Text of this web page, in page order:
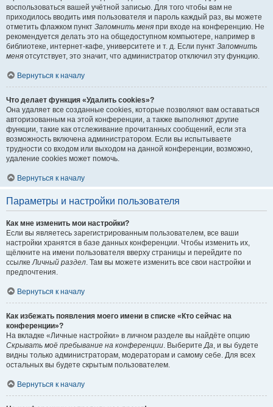
воспользоваться вашей учётной записью. Для того чтобы вам не
приходилось вводить имя пользователя и пароль каждый раз, вы можете
отметить флажком пункт Запомнить меня при входе на конференцию. Не
рекомендуется делать это на общедоступном компьютере, например в
библиотеке, интернет-кафе, университете и т. д. Если пункт Запомнить
меня отсутствует, это значит, что администратор отключил эту функцию.
Вернуться к началу
Что делает функция «Удалить cookies»?
Она удаляет все созданные cookies, которые позволяют вам оставаться
авторизованным на этой конференции, а также выполняют другие
функции, такие как отслеживание прочитанных сообщений, если эта
возможность включена администратором. Если вы испытываете
трудности со входом или выходом на данной конференции, возможно,
удаление cookies может помочь.
Вернуться к началу
Параметры и настройки пользователя
Как мне изменить мои настройки?
Если вы являетесь зарегистрированным пользователем, все ваши
настройки хранятся в базе данных конференции. Чтобы изменить их,
щёлкните на имени пользователя вверху страницы и перейдите по
ссылкеЛичный раздел. Там вы можете изменить все свои настройки и
предпочтения.
Вернуться к началу
Как избежать появления моего имени в списке «Кто сейчас на
конференции»?
На вкладке «Личные настройки» в личном разделе вы найдёте опцию
Скрывать моё пребывание на конференции. ВыберитеДа, и вы будете
видны только администраторам, модераторам и самому себе. Для всех
остальных вы будете скрытым пользователем.
Вернуться к началу